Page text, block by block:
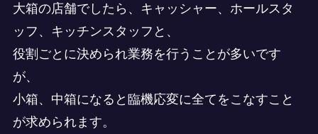
大箱の店舗でしたら、キャッシャー、ホールスタ
ッフ、キッチンスタッフと、
役割ごとに決められ業務を行うことが多いです
が、
小箱、中箱になると臨機応変に全てをこなすこと
が求められます。